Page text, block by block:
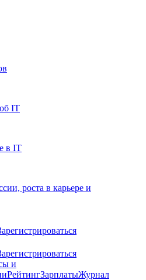
IT
в IT
роста в карьере и
и
РейтингЗарплатыЖурнал